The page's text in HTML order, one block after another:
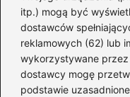
itp.) mogą być
dostawców
reklamowych (62) lub
wykorzystywane
dostawcy mogę
podstawie
Kiedy
kwiatową w
uniknąć
Giełda